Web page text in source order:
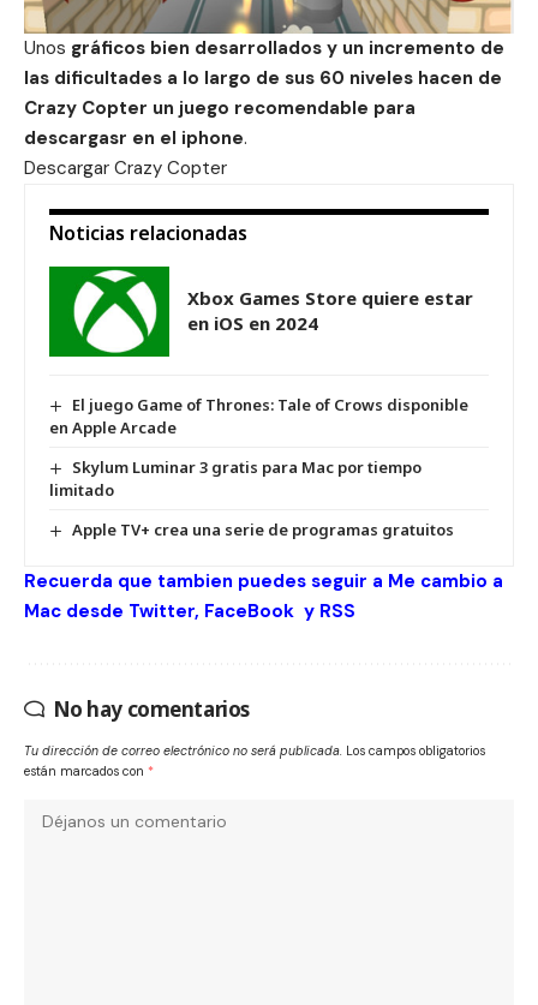
Unos gráficos bien desarrollados y un incremento de
las dificultades a lo largo de sus 60 niveles hacen de
Crazy Copter un juego recomendable para
descargasr en el iphone.
Descargar Crazy Copter
Noticias relacionadas
Xbox Games Store quiere estar
en iOS en 2024
El juego Game of Thrones: Tale of Crows disponible
en Apple Arcade
Skylum Luminar 3 gratis para Mac por tiempo
limitado
Apple TV+ crea una serie de programas gratuitos
Recuerda que tambien puedes seguir a Me cambio a
Mac desde Twitter, FaceBook y RSS
No hay comentarios
Tu dirección de correo electrónico no será publicada. Los campos obligatorios
están marcados con *